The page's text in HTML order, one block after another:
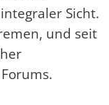
Sicht.
und seit